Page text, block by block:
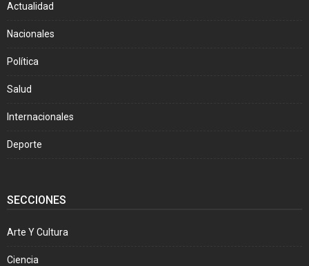
Actualidad
Nacionales
Política
Salud
Internacionales
Deporte
SECCIONES
Arte Y Cultura
Ciencia